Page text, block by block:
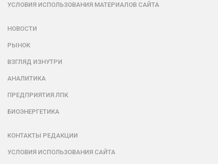
УСЛОВИЯ ИСПОЛЬЗОВАНИЯ МАТЕРИАЛОВ САЙТА
НОВОСТИ
РЫНОК
ВЗГЛЯД ИЗНУТРИ
АНАЛИТИКА
ПРЕДПРИЯТИЯ ЛПК
БИОЭНЕРГЕТИКА
КОНТАКТЫ РЕДАКЦИИ
УСЛОВИЯ ИСПОЛЬЗОВАНИЯ САЙТА